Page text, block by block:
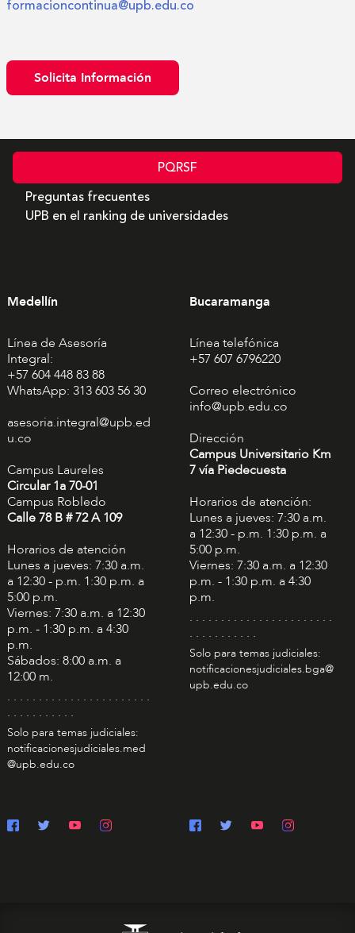
formacioncontinua@upb.edu.co
Solicita Información
PQRSF
Preguntas frecuentes
UPB en el ranking de universidades
Medellín
Línea de Asesoría
Integral:
+57 604 448 83 88
WhatsApp: 313 603 56 30
asesoria.integral@upb.ed
u.co
Campus Laureles
Circular 1a 70-01
Campus Robledo
Calle 78 B # 72 A 109
Horarios de atención
Lunes a jueves: 7:30 a.m.
a 12:30 - p.m. 1:30 p.m. a
5:00 p.m.
Viernes: 7:30 a.m. a 12:30
p.m. - 1:30 p.m. a 4:30
p.m.
Sábados: 8:00 a.m. a
12:00 m.
. . . . . . . . . . . . . . . . . . . . . . .
. . . . . . . . . . .
Solo para temas judiciales:
notificacionesjudiciales.med
@upb.edu.co
Bucaramanga
Línea telefónica
+57 607 6796220
Correo electrónico
info@upb.edu.co
Dirección
Campus Universitario Km
7 vía Piedecuesta
Horarios de atención:
Lunes a jueves: 7:30 a.m.
a 12:30 - p.m. 1:30 p.m. a
5:00 p.m.
Viernes: 7:30 a.m. a 12:30
p.m. - 1:30 p.m. a 4:30
p.m.
. . . . . . . . . . . . . . . . . . . . . . .
. . . . . . . . . . .
Solo para temas judiciales:
notificacionesjudiciales.bga@
upb.edu.co